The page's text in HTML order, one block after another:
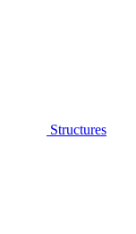
Structures